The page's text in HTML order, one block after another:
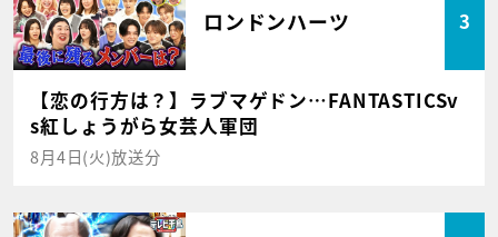
ロンドンハーツ 3
【恋の行方は？】ラブマゲドン…FANTASTICSv
s紅しょうがら女芸人軍団
8月4日(火)放送分